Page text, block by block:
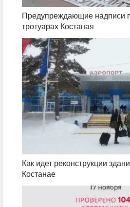
Предупреждающие надписи
тротуарах Костаная
Как идет реконструкции
Костанае